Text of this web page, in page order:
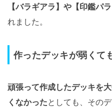
【バラギアラ】や【印鑑パ
れました。
作ったデッキが弱くて
頑張って作成したデッキを
くなかったとしても、その